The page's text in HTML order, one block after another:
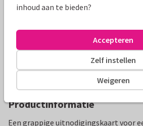
Productinformatie
Een grappige uitnodigingskaart voor
inhoud aan te bieden?
Weigeren
Zelf instellen
Accepteren